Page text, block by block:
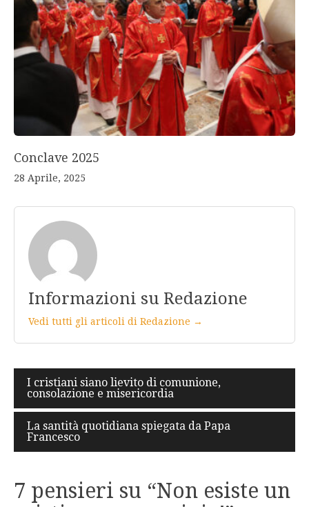
Conclave 2025
28 Aprile, 2025
Informazioni su Redazione
Vedi tutti gli articoli di Redazione →
Navigazione
articoli
I cristiani siano lievito di comunione,
consolazione e misericordia
La santità quotidiana spiegata da Papa
Francesco
7 pensieri su “Non esiste un